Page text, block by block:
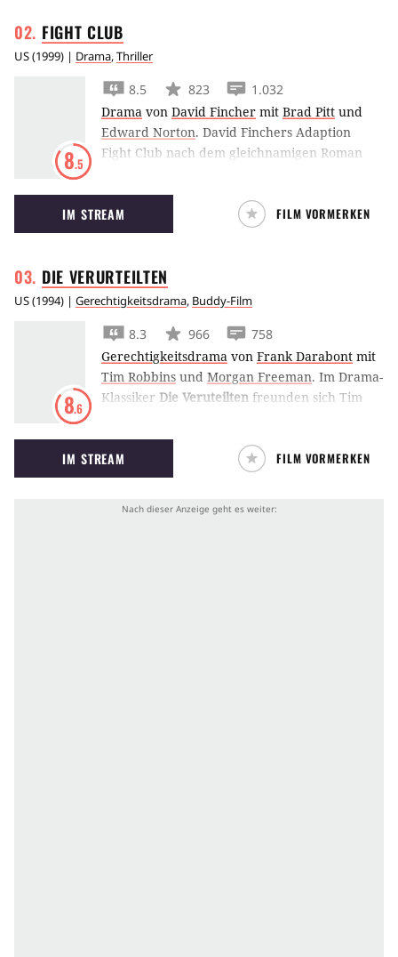
FIGHTCLUB
US(1999) | Drama,Thriller
8.5
8.5 823
1.032
Drama von David Fincher mit Brad Pitt und
Edward Norton. David Finchers Adaption
Fight Club nach dem gleichnamigen Roman
Edward Norton in die Wirren ihrer Zeit.
IM STREAM FILM VORMERKEN
DIE VERURTEILTEN
US(1994) | Gerechtigkeitsdrama, Buddy-Film
8.6
8.3 966
758
Gerechtigkeitsdrama von Frank Darabont mit
Tim Robbins und Morgan Freeman. Im Drama-
Klassiker Die Veruteilten freunden sich Tim
an. Gemeinsam meistern sie den Alltag hinter
Gittern und die sadistischen Wärter.
IM STREAM FILM VORMERKEN